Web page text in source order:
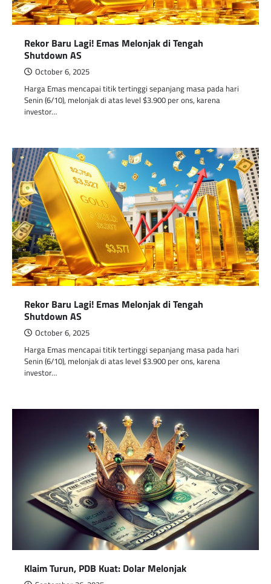
Rekor Baru Lagi! Emas Melonjak di Tengah
Shutdown AS
October 6, 2025
Harga Emas mencapai titik tertinggi sepanjang masa pada hari
Senin (6/10), melonjak di atas level $3.900 per ons, karena
investor…
Rekor Baru Lagi! Emas Melonjak di Tengah
Shutdown AS
October 6, 2025
Harga Emas mencapai titik tertinggi sepanjang masa pada hari
Senin (6/10), melonjak di atas level $3.900 per ons, karena
investor…
Klaim Turun, PDB Kuat: Dolar Melonjak